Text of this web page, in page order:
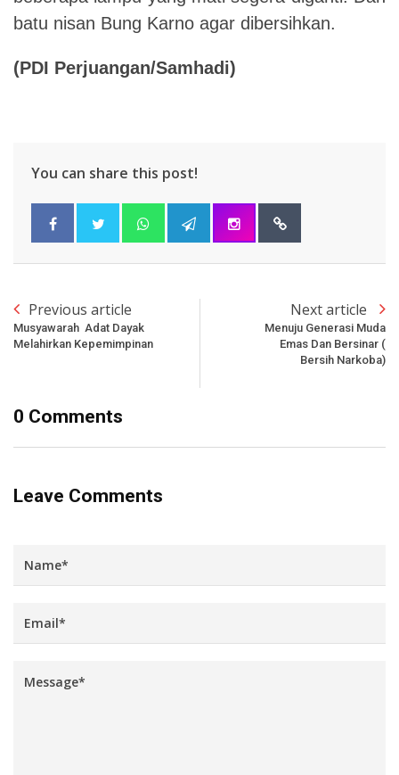
batu nisan Bung Karno agar dibersihkan.
(PDI Perjuangan/Samhadi)
You can share this post!
Previous article
Musyawarah Adat Dayak
Melahirkan Kepemimpinan
Next article
Menuju Generasi Muda
Emas Dan Bersinar (
Bersih Narkoba)
0 Comments
Leave Comments